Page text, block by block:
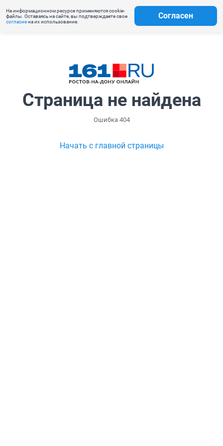
На информационном ресурсе применяются cookie-
файлы. Оставаясь на сайте, вы подтверждаете свое
согласиена их использование.
Согласен
Страница не найдена
Ошибка 404
Начать с главной страницы